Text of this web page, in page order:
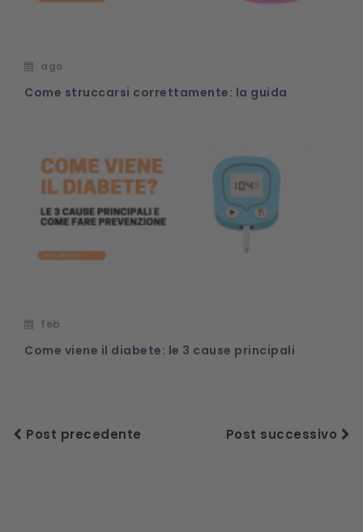
ago
Come struccarsi correttamente: la guida
feb
Come viene il diabete: le 3 cause principali
Post precedente Post successivo